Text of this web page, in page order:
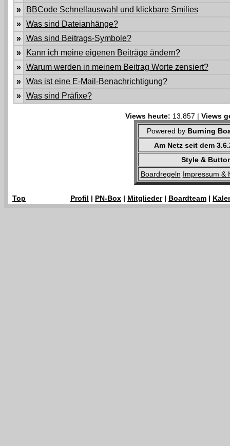
»
BBCode Schnellauswahl und klickbare Smilies
»
Was sind Dateianhänge?
»
Was sind Beitrags-Symbole?
»
Kann ich meine eigenen Beiträge ändern?
»
Warum werden in meinem Beitrag Worte zensiert?
»
Was ist eine E-Mail-Benachrichtigung?
»
Was sind Präfixe?
Views heute: 13.857 | Views
Powered by Burning
Am Netz seit dem
Style &
Boardregeln Impressum &
Top Profil | PN-Box | Mitglieder| Boardteam |